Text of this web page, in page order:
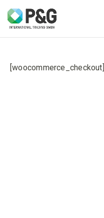
[woocommerce_checkout]